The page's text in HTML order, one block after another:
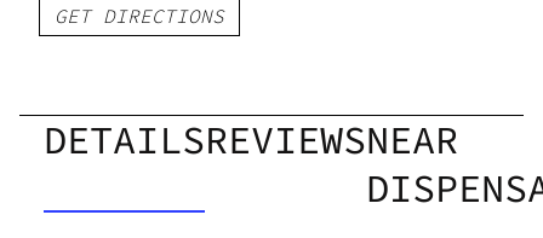
GET DIRECTIONS
DETAILSREVIEWSNEAR